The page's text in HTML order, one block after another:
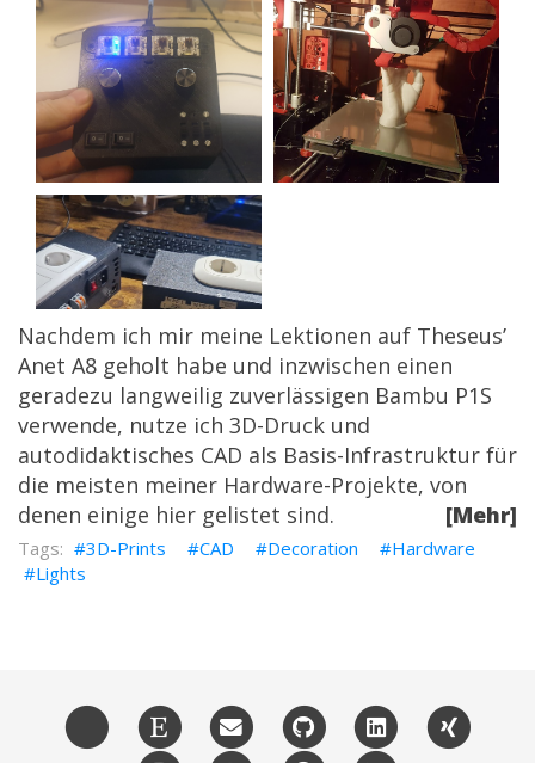
Nachdem ich mir meine Lektionen auf Theseus’
Anet A8 geholt habe und inzwischen einen
geradezu langweilig zuverlässigen Bambu P1S
verwende, nutze ich 3D-Druck und
autodidaktisches CAD als Basis-Infrastruktur für
die meisten meiner Hardware-Projekte, von
denen einige hier gelistet sind.
[Mehr]
3D-Prints CAD Decoration
Hardware
Lights